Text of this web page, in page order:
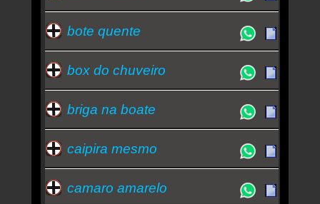
bote quente
box do chuveiro
briga na boate
caipira mesmo
camaro amarelo